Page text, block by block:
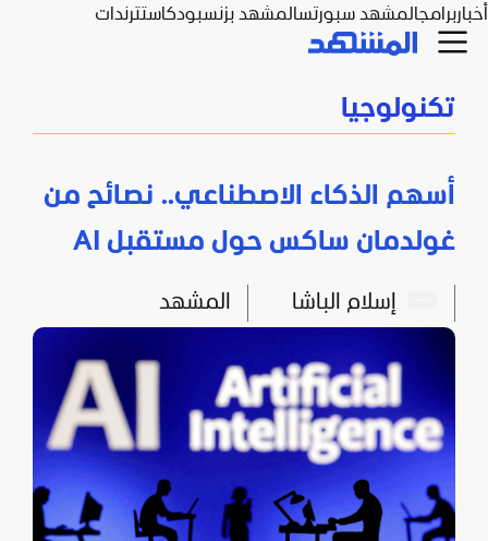
أخباربرامجالمشهد سبورتسالمشهد بزنسبودكاستترندات
تكنولوجيا
أسهم الذكاء الاصطناعي.. نصائح من
غولدمان ساكس حول مستقبل AI
إسلام الباشا المشهد